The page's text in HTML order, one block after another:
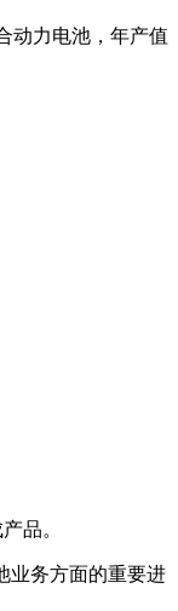
动力电池，年产值
品。
业务方面的重要进